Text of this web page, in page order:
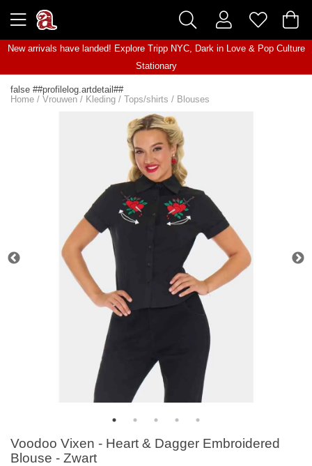
New arrivals have landed! Explore Tripp NYC, Dark in Love& Pop Culture
Stationary
false ##profilelog.artdetail##
Home / Vrouwen / Kleding / Tops/shirts / Blouses
Voodoo Vixen - Heart & Dagger Embroidered
Blouse - Zwart